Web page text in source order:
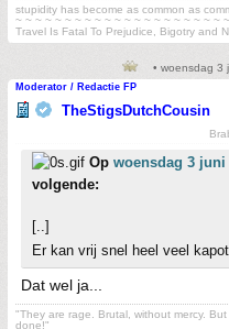
stupidity has become as common as
~ ~ ~ ~ ~ ~ ~ ~ ~ ~ ~ ~ ~ ~ ~ ~ ~ ~ ~ ~ ~
Travel Is Fatal To Prejudice, Bigotry and
• woensdag 3
Moderator / Redactie FP
TheStigsDutchCousin
Op woensdag 3 juni
volgende:
[..]
Er kan vrij snel heel veel
Dat wel ja...
"They are rage. Brutal, without mercy.
done!"